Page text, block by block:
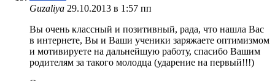
Guzaliya 29.10.2013 в 1:57 пп
Вы очень классный и позитивный, рада, что нашла Вас
в интернете, Вы и Ваши ученики заряжаете оптимизмом
и мотивируете на дальнейшую работу, спасибо Вашим
родителям за такого молодца (ударение на первый!!!)